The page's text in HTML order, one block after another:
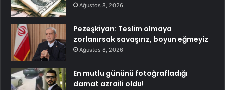
Ağustos 8, 2026
Pezeşkiyan: Teslim olmaya
zorlanırsak savaşırız, boyun eğmeyiz
Ağustos 8, 2026
En mutlu gününü fotoğrafladığı
damat azraili oldu!